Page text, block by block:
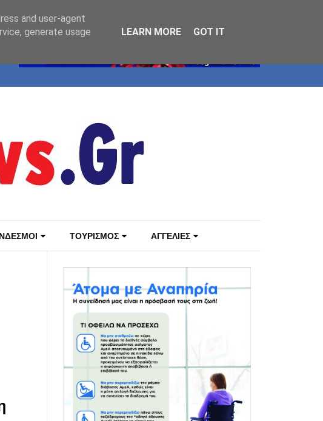
ΤΟΥΡΙΣΜΟΣ ΑΓΓΕΛΙΕΣ
and user-agent
generate usage
LEARN MORE GOT IT